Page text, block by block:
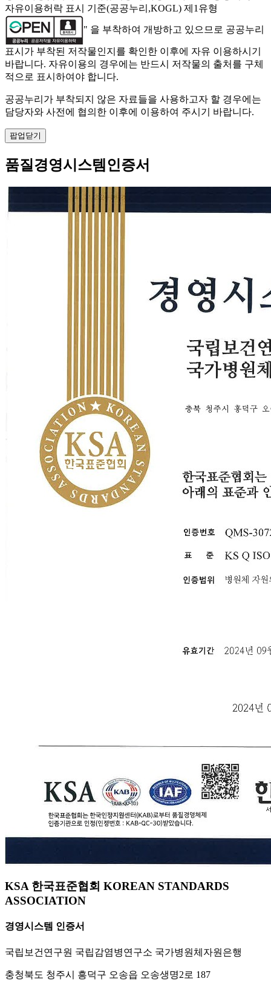
자유이용허락 표시 기준(공공누리,KOGL) 제1유형
" 을 부착하여 개방하고 있으므로 공공누리
표시가 부착된 저작물인지를 확인한 이후에 자유 이용하시기
바랍니다. 자유이용의 경우에는 반드시 저작물의 출처를 구체
적으로 표시하여야 합니다.
공공누리가 부착되지 않은 자료들을 사용하고자 할 경우에는
담당자와 사전에 협의한 이후에 이용하여 주시기 바랍니다.
팝업닫기
품질경영시스템인증서
KSA 한국표준협회 KOREAN STANDARDS
ASSOCIATION
경영시스템 인증서
국립보건연구원 국립감염병연구소 국가병원체자원은행
충청북도 청주시 흥덕구 오송읍 오송생명2로 187